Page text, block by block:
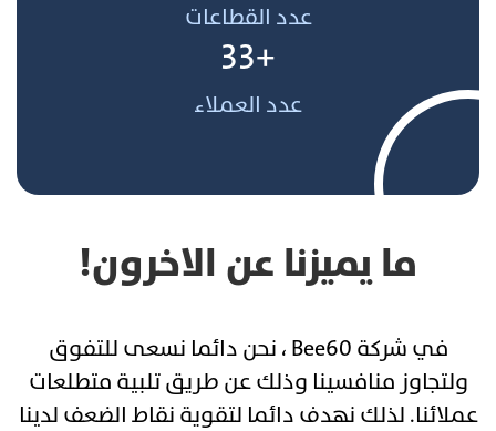
عدد القطاعات
+33
عدد العملاء
ما يميزنا عن الاخرون!
في شركة Bee60 ، نحن دائما نسعى للتفوق
ولتجاوز منافسينا وذلك عن طريق تلبية متطلعات
عملائنا. لذلك نهدف دائما لتقوية نقاط الضعف لدينا